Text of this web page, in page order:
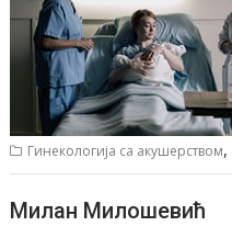
Гинекологија са акушерством,
Милан Милошевић